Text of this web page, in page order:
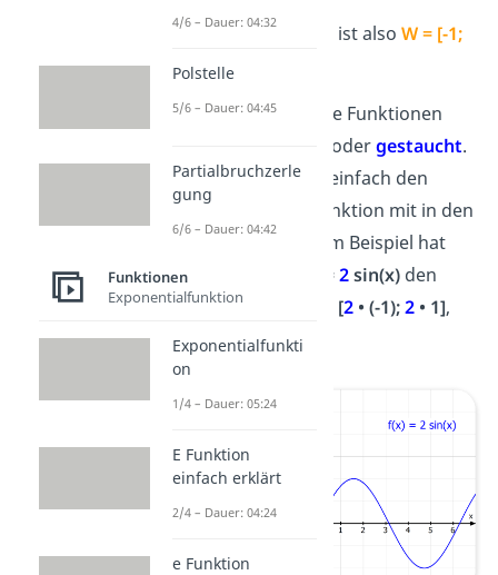
Der Wertebereich ist alsoW = [-1;
1].
Manchmal sind die Funktionen
odergestaucht.
Dann nimmst du einfach den
Faktor
vor der Funktion mit in den
Wertebereich. Zum Beispiel hat
die Funktion
f(x) =2sin(x) den
Wertebereich
W = [2 • (-1);2 • 1],
alsoW = [-2; 2]
4/6 – Dauer: 04:32
Polstelle
5/6 – Dauer: 04:45
Partialbruchzerle
gung
6/6 – Dauer: 04:42
Funktionen
Exponentialfunktion
Exponentialfunkti
on
1/4 – Dauer: 05:24
E Funktion
einfach erklärt
2/4 – Dauer: 04:24
e Funktion